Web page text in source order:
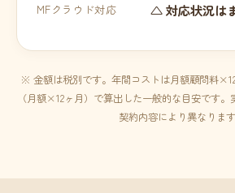
MFクラウド対応 △ 対応状況は
※ 金額は税別です。年間コストは月額顧問料
（月額×12ヶ月）で算出した一般的な目安です
契約内容により異なります